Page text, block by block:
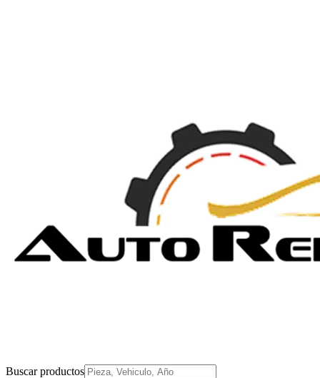
Buscar productos